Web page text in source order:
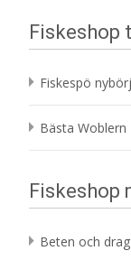
Fiskeshop
Fiskespö
Bästa Woblern
Fiskeshop
Beten och drag